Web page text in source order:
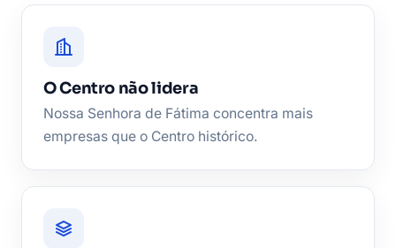
O Centro não lidera
Nossa Senhora de Fátima concentra mais
empresas que o Centro histórico.